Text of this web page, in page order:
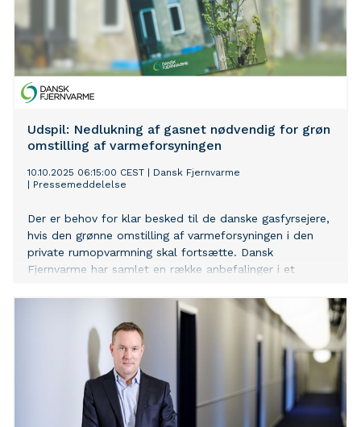
Udspil: Nedlukning af gasnet nødvendig for grøn
omstilling af varmeforsyningen
10.10.2025 06:15:00 CEST
Dansk Fjernvarme
Pressemeddelelse
Der er behov for klar besked til de danske gasfyrsejere,
hvis den grønne omstilling af varmeforsyningen i den
private rumopvarmning skal fortsætte. Dansk
Fjernvarme har samlet en række anbefalinger i et
gasudfasningen fra 2022 ind i fremtiden.